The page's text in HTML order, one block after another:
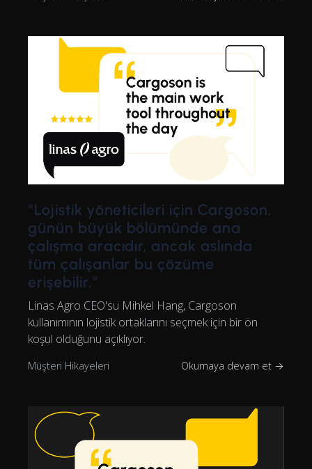
"Lojistik yöneticileri için Cargoson,
günün büyük bölümünde ana
çalışma aracıdır, ancak aslında
tüm çalışanlar bu çözüme
erişebilir."
Linas Agro CEO'su Mihkel Hang, Cargoson
kullanımının lojistik ortaklarını seçmek için bir ön
koşul olduğunu açıklıyor.
Müşteri Hikayeleri Okumaya devam et →